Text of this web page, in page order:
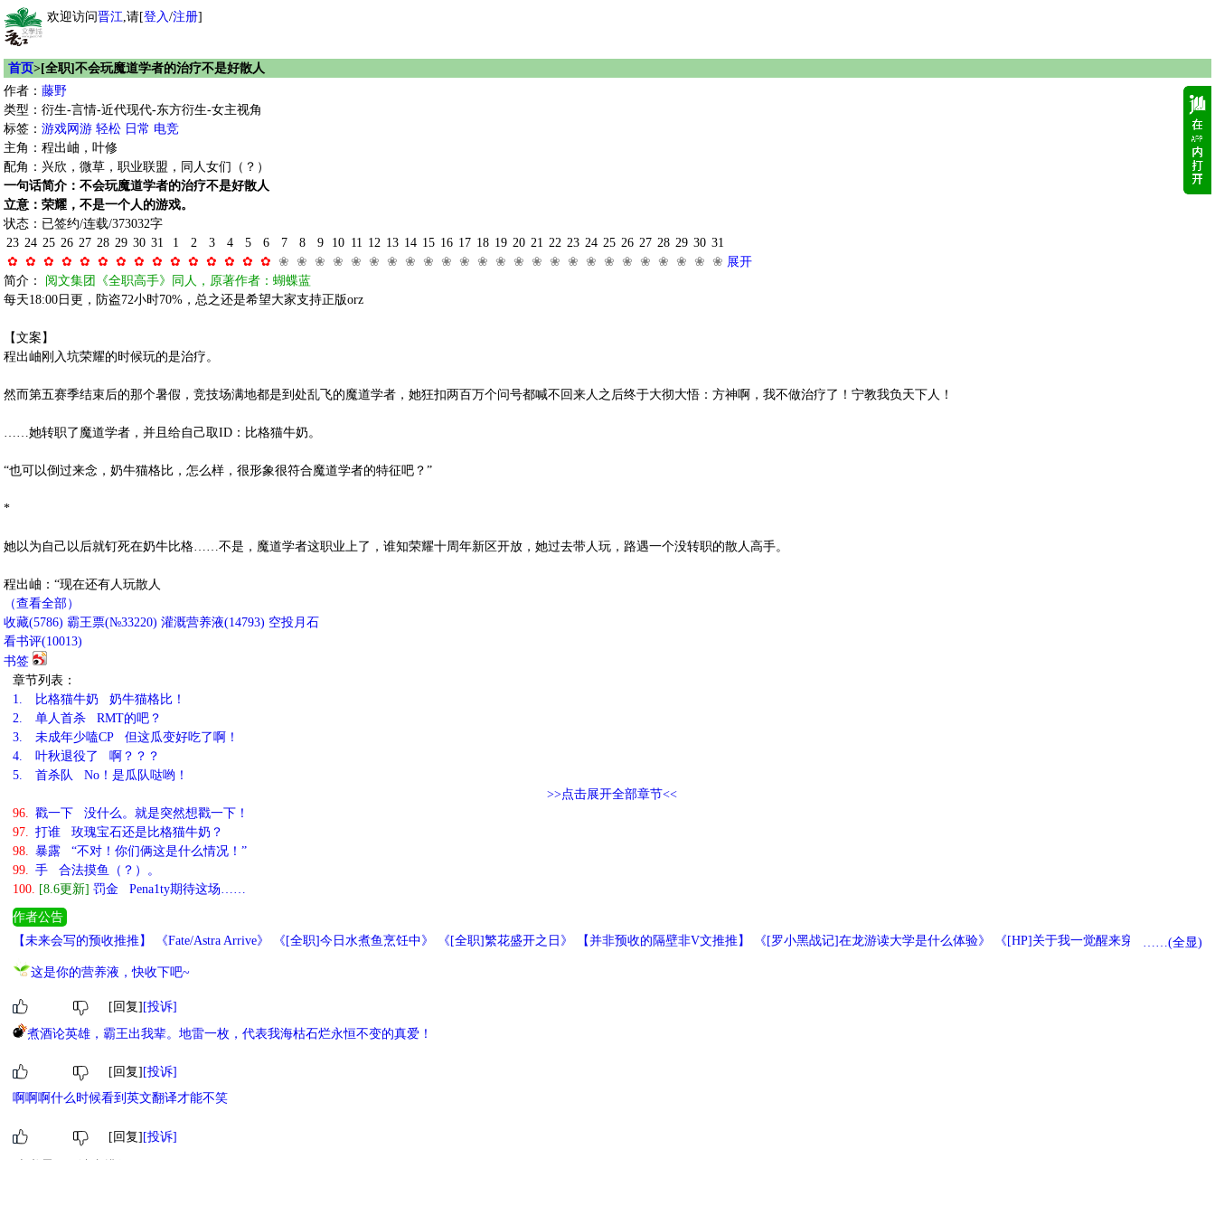
欢迎访问晋江,请[登入/注册]
首页>[全职]不会玩魔道学者的治疗不是好散人
作者： 藤野
类型：衍生-言情-近代现代-东方衍生-女主视角
标签： 游戏网游 轻松 日常 电竞
主角：程出岫，叶修
配角：兴欣，微草，职业联盟，同人女们（？）
一句话简介：不会玩魔道学者的治疗不是好散人
立意：荣耀，不是一个人的游戏。
状态：已签约/连载/373032字
23
✿
24
✿
25
✿
26
✿
27
✿
28
✿
29
✿
30
✿
31
✿
1
✿
2
✿
3
✿
4
✿
5
✿
6
✿
7
❀
8
❀
9
❀
10
❀
11
❀
12
❀
13
❀
14
❀
15
❀
16
❀
17
❀
18
❀
19
❀
20
❀
21
❀
22
❀
23
❀
24
❀
25
❀
26
❀
27
❀
28
❀
29
❀
30
❀
31
❀ 展开
简介： 阅文集团《全职高手》同人，原著作者：蝴蝶蓝
每天18:00日更，防盗72小时70%，总之还是希望大家支持正版orz
【文案】
程出岫刚入坑荣耀的时候玩的是治疗。
然而第五赛季结束后的那个暑假，竞技场满地都是到处乱飞的魔道学者，她狂扣两百万个问号都喊不回来人之后终于大彻大悟：方神啊，我不做治疗了！宁教我负天下人！
……她转职了魔道学者，并且给自己取ID：比格猫牛奶。
“也可以倒过来念，奶牛猫格比，怎么样，很形象很符合魔道学者的特征吧？”
*
她以为自己以后就钉死在奶牛比格……不是，魔道学者这职业上了，谁知荣耀十周年新区开放，她过去带人玩，路遇一个没转职的散人高手。
程出岫：“现在还有人玩散人
（查看全部）
收藏(5786) 霸王票(№33220) 灌溉营养液(14793) 空投月石
看书评(10013)
书签
章节列表：
1.
比格猫牛奶 奶牛猫格比！
2.
单人首杀 RMT的吧？
3.
未成年少嗑CP 但这瓜变好吃了啊！
4.
叶秋退役了 啊？？？
5.
首杀队 No！是瓜队哒哟！
>>点击展开全部章节<<
96. 戳一下 没什么。就是突然想戳一下！
97. 打谁 玫瑰宝石还是比格猫牛奶？
98. 暴露 “不对！你们俩这是什么情况！”
99. 手 合法摸鱼（？）。
100. [8.6更新] 罚金 Pena1ty期待这场……
作者公告
【未来会写的预收推推】 《Fate/Astra Arrive》 《[全职]今日水煮鱼烹饪中》 《[全职]繁花盛开之日》 【并非预收的隔壁非V文推推】 《[罗小黑战记]在龙游读大学是什么体验》 《[HP]关于我一觉醒来穿到一百多年
后这回事》
……(全显)
这是你的营养液，快收下吧~
[回复] [投诉]
煮酒论英雄，霸王出我辈。地雷一枚，代表我海枯石烂永恒不变的真爱！
[回复] [投诉]
啊啊啊什么时候看到英文翻译才能不笑
[回复] [投诉]